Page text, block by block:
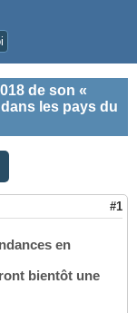
de son «
les pays du
#1
en
bientôt une